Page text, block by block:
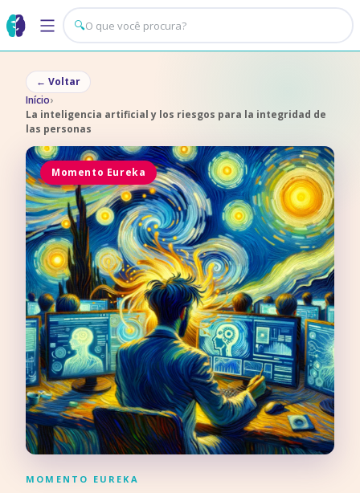
🔍
← Voltar
Início›
La inteligencia artificial y los riesgos para la integridad de
las personas
Momento Eureka
MOMENTO EUREKA